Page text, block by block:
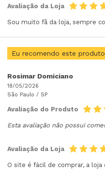
Avaliação da Loja
Sou muito fã da loja, sempre
Eu recomendo este produto
Rosimar Domiciano
18/05/2026
São Paulo / SP
Avaliação do Produto
Esta avaliação não possui
Avaliação da Loja
O site é fácil de comprar, a